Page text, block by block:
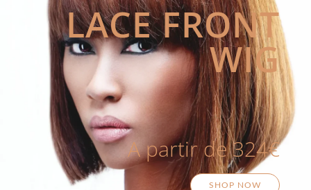
LACE FRONT
WIG
A partir de 324€
SHOP NOW